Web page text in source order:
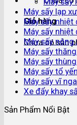
Giỏ hàng
Chưa có sản
Máy sấy lạp
Máy sấy nhiệt
Máy sấy nhiệt
Máy sấy nông
Máy sấy
Máy sấy
Máy sấy tổ yến
Máy sấy vĩ
Xe đẩy khay
Sản Phẩm Nổi Bật